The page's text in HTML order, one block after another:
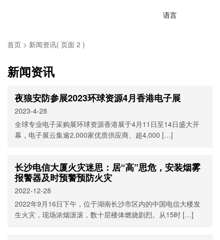
语言
首页 > 新闻资讯( 页面 2 )
新闻资讯
夜狼安防参展2023环球资源4月香港电子展
2023-4-28
全球专业电子采购展环球资源香港展于4月11日至14日盛大开
幕，电子展云集逾2,000家优质供应商、超4,000 […]
长沙电信大厦火灾迷思：居“高”思危，安装烟雾
报警器及时预警预防火灾
2022-12-28
2022年9月16日下午，位于湖南长沙市区内的中国电信大楼发
生火灾，现场浓烟滚滚，数十层楼体燃烧剧烈。从15时 […]